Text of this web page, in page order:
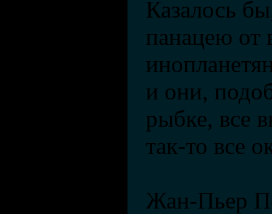
Казалось
панацею от
и они,
рыбке, все
так-то все
Жан-Пьер